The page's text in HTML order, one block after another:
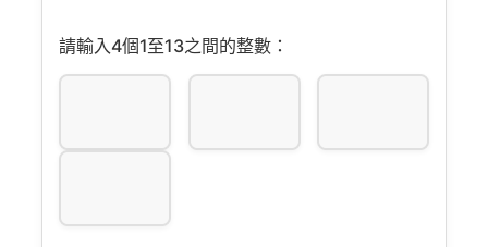
請輸入4個1至13之間的整數：